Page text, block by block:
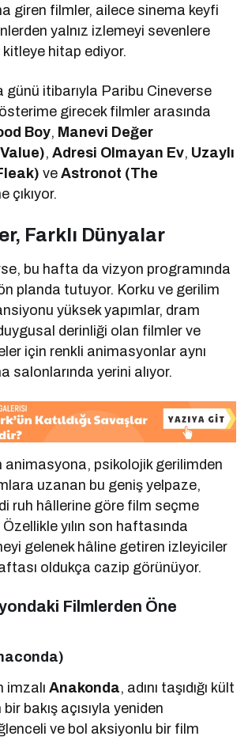
giren filmler, ailece sinema keyfi
yalnız izlemeyi sevenlere
hitap ediyor.
günü itibarıyla Paribu Cineverse
girecek filmler arasında
Boy, Manevi Değer
,Adresi Olmayan Ev, Uzaylı
veAstronot (The
çıkıyor.
Farklı Dünyalar
bu hafta da vizyon programında
planda tutuyor. Korku ve gerilim
yüksek yapımlar, dram
derinliği olan filmler ve
için renkli animasyonlar aynı
salonlarında yerini alıyor.
animasyona, psikolojik gerilimden
uzanan bu geniş yelpaze,
ruh hâllerine göre film seçme
Özellikle yılın son haftasında
gelenek hâline getiren izleyiciler
oldukça cazip görünüyor.
Filmlerden Öne
imzalıAnakonda, adını taşıdığı kült
bakış açısıyla yeniden
ve bol aksiyonlu bir film